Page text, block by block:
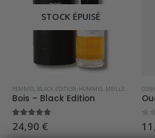
D'INTÉRIEUR DE DUBAI
STOCK ÉPUISÉ
FEMMES BLACK EDITION HOMMES MEILLEURES VENTES
Bois – Black Edition
5.00sur 5
24,90 € 0